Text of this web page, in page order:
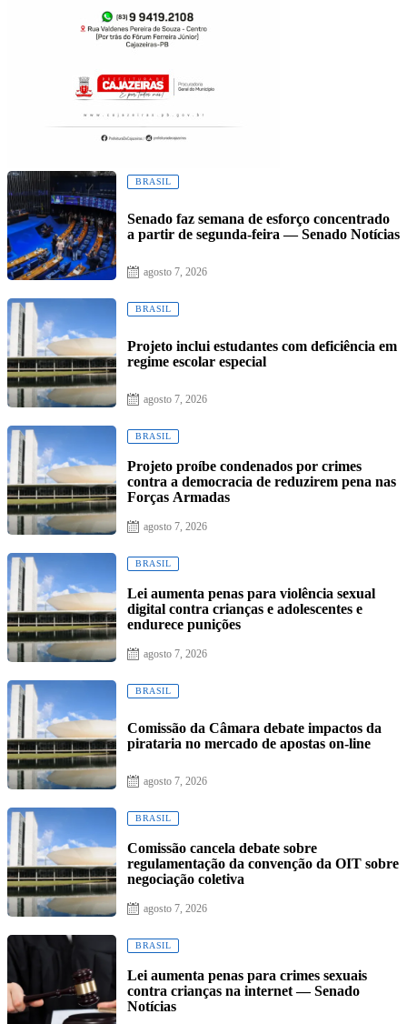
BRASIL
Senado faz semana de esforço concentrado
a partir de segunda-feira — Senado Notícias
Posted
agosto 7, 2026
BRASIL
Projeto inclui estudantes com deficiência em
regime escolar especial
Posted
agosto 7, 2026
BRASIL
Projeto proíbe condenados por crimes
contra a democracia de reduzirem pena nas
Forças Armadas
Posted
agosto 7, 2026
BRASIL
Lei aumenta penas para violência sexual
digital contra crianças e adolescentes e
endurece punições
Posted
agosto 7, 2026
BRASIL
Comissão da Câmara debate impactos da
pirataria no mercado de apostas on-line
Posted
agosto 7, 2026
BRASIL
Comissão cancela debate sobre
regulamentação da convenção da OIT sobre
negociação coletiva
Posted
agosto 7, 2026
BRASIL
Lei aumenta penas para crimes sexuais
contra crianças na internet — Senado
Notícias